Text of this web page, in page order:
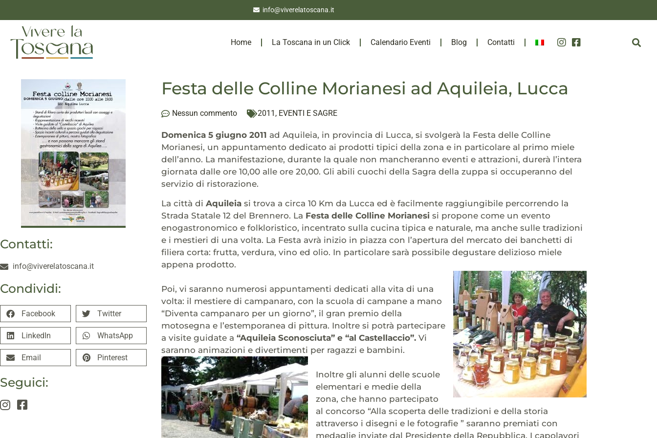
info@viverelatoscana.it
Home La Toscana in un Click Calendario Eventi Blog Contatti
Contatti:
info@viverelatoscana.it
Condividi:
Facebook Twitter
LinkedIn WhatsApp
Email Pinterest
Seguici:
Festa delle Colline Morianesi ad Aquileia, Lucca
Nessun commento 2011 , EVENTI E SAGRE
Domenica 5 giugno 2011 ad Aquileia, in provincia di Lucca, si svolgerà la Festa delle Colline
Morianesi, un appuntamento dedicato ai prodotti tipici della zona e in particolare al primo miele
dell’anno. La manifestazione, durante la quale non mancheranno eventi e attrazioni, durerà l’intera
giornata dalle ore 10,00 alle ore 20,00. Gli abili cuochi della Sagra della zuppa si occuperanno del
servizio di ristorazione.
La città di Aquileia si trova a circa 10 Km da Lucca ed è facilmente raggiungibile percorrendo la
Strada Statale 12 del Brennero. La Festa delle Colline Morianesi si propone come un evento
enogastronomico e folkloristico, incentrato sulla cucina tipica e naturale, ma anche sulle tradizioni
e i mestieri di una volta. La Festa avrà inizio in piazza con l’apertura del mercato dei banchetti di
filiera corta: frutta, verdura, vino ed olio. In particolare sarà possibile degustare delizioso miele
appena prodotto.
Poi, vi saranno numerosi appuntamenti dedicati alla vita di una
volta: il mestiere di campanaro, con la scuola di campane a mano
“Diventa campanaro per un giorno”, il gran premio della
motosegna e l’estemporanea di pittura. Inoltre si potrà partecipare
a visite guidate a “Aquileia Sconosciuta” e “al Castellaccio”. Vi
saranno animazioni e divertimenti per ragazzi e bambini.
Inoltre gli alunni delle scuole
elementari e medie della
zona, che hanno partecipato
al concorso “Alla scoperta delle tradizioni e della storia
attraverso i disegni e le fotografie ” saranno premiati con
medaglie inviate dal Presidente della Repubblica. I capolavori